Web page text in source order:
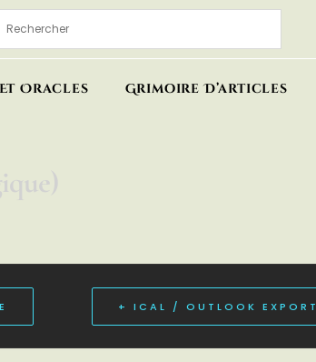
Oracles Grimoire D’articles
+ ICAL / OUTLOOK EXPORT